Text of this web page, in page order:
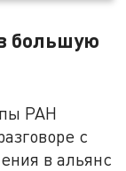
большую
РАН
с
в альянс